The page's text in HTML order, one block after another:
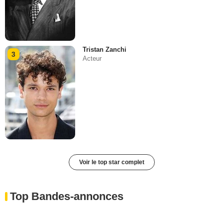
3
Tristan Zanchi
Acteur
Voir le top star complet
Top Bandes-annonces